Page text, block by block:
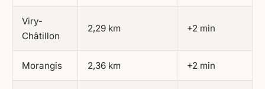
Viry-
Châtillon
2,29 km +2 min
Morangis 2,36 km +2 min